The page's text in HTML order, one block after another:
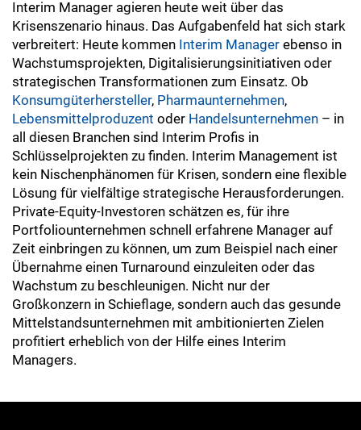
Interim Manager agieren heute weit über das
Krisenszenario hinaus. Das Aufgabenfeld hat sich stark
verbreitert: Heute kommen Interim Manager ebenso in
Wachstumsprojekten, Digitalisierungsinitiativen oder
strategischen Transformationen zum Einsatz. Ob
Konsumgüterhersteller, Pharmaunternehmen,
Lebensmittelproduzent oder Handelsunternehmen – in
all diesen Branchen sind Interim Profis in
Schlüsselprojekten zu finden. Interim Management ist
kein Nischenphänomen für Krisen, sondern eine flexible
Lösung für vielfältige strategische Herausforderungen.
Private-Equity-Investoren schätzen es, für ihre
Portfoliounternehmen schnell erfahrene Manager auf
Zeit einbringen zu können, um zum Beispiel nach einer
Übernahme einen Turnaround einzuleiten oder das
Wachstum zu beschleunigen. Nicht nur der
Großkonzern in Schieflage, sondern auch das gesunde
Mittelstandsunternehmen mit ambitionierten Zielen
profitiert erheblich von der Hilfe eines Interim
Managers.